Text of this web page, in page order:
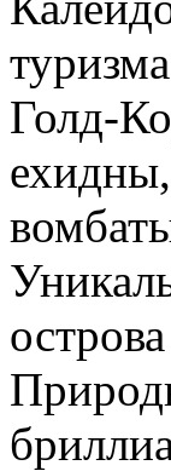
Голд-